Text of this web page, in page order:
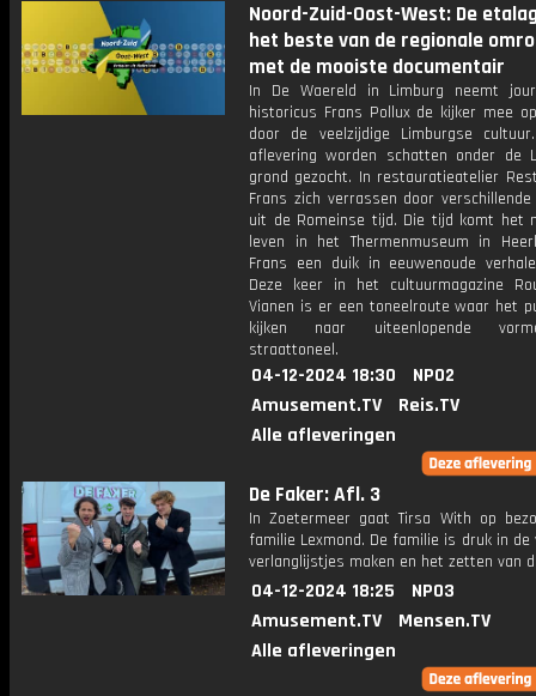
Noord-Zuid-Oost-West: De
het beste van de regionale
met de mooiste documentair
In De Waereld in Limburg neemt
historicus Frans Pollux de kijker mee
door de veelzijdige Limburgse
aflevering worden schatten onder de
grond gezocht. In restauratieatelier
Frans zich verrassen door
uit de Romeinse tijd. Die tijd komt het
leven in het Thermenmuseum in
Frans een duik in eeuwenoude
Deze keer in het cultuurmagazine
Vianen is er een toneelroute waar het
kijken naar uiteenlopende
straattoneel.
04-12-2024 18:30
NPO2
Amusement.TV
Reis.TV
Alle afleveringen
De Faker: Afl. 3
In Zoetermeer gaat Tirsa With op
familie Lexmond. De familie is druk in
verlanglijstjes maken en het zetten van
04-12-2024 18:25
NPO3
Amusement.TV
Mensen.TV
Alle afleveringen